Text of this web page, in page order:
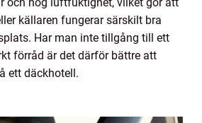
källaren fungerar särskilt bra
Har man inte tillgång till ett
förråd är det därför bättre att
ett däckhotell.